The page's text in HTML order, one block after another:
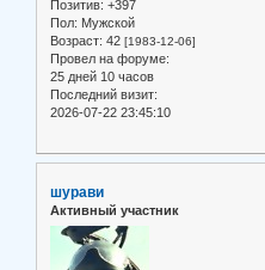
Позитив: +397
Пол: Мужской
Возраст: 42 [1983-12-06]
Провел на форуме:
25 дней 10 часов
Последний визит:
2026-07-22 23:45:10
шурави
Активный участник